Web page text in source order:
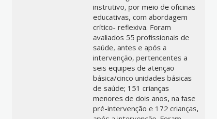
instrutivo, por meio de oficinas
educativas, com abordagem
crítico- reflexiva. Foram
avaliados 55 profissionais de
saúde, antes e após a
intervenção, pertencentes a
seis equipes de atenção
básica/cinco unidades básicas
de saúde; 151 crianças
menores de dois anos, na fase
pré-intervenção e 172 crianças,